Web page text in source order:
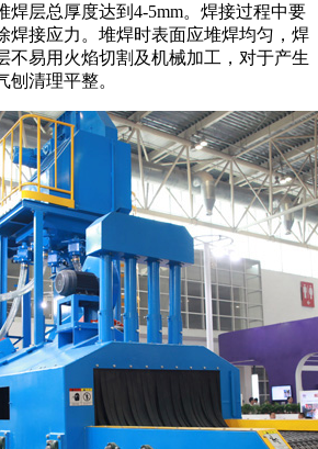
焊层总厚度达到4-5mm。焊接过程中要
焊接应力。堆焊时表面应堆焊均匀，焊
不易用火焰切割及机械加工，对于产生
刨清理平整。